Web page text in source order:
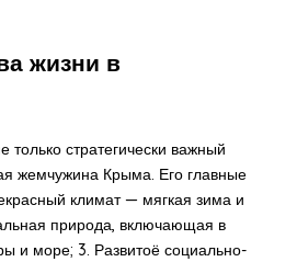
жизни в
только стратегически важный
жемчужина Крыма. Его главные
климат — мягкая зима и
природа, включающая в
и море; 3. Развитоё социально-